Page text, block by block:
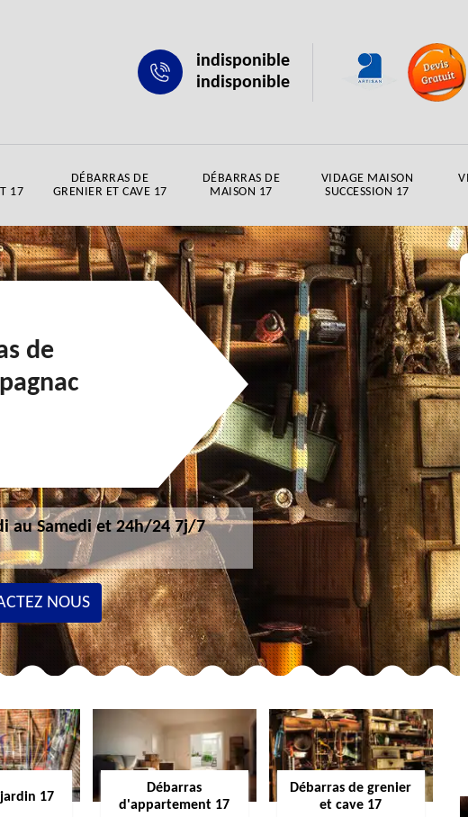
indisponible
indisponible
17
DÉBARRAS DE
GRENIER ET CAVE 17
DÉBARRAS DE
MAISON 17
VIDAGE MAISON
SUCCESSION 17
de
au Samedi et 24h/24 7j/7
NOUS
17
Débarras
d'appartement 17
Débarras de grenier
et cave 17